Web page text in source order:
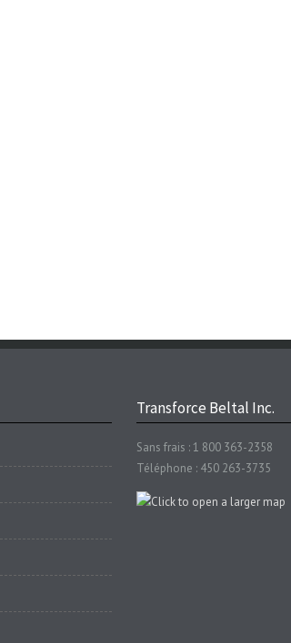
Transforce Beltal Inc.
Sans frais : 1 800 363-2358
Téléphone : 450 263-3735